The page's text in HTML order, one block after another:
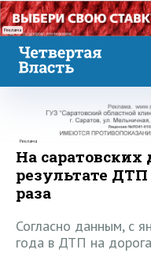
Реклама
Реклама
На саратовских
результате
раза
Согласно данным, с
года в ДТП на